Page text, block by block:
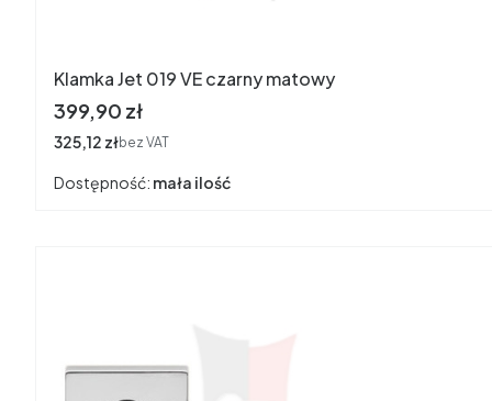
Klamka Jet 019 VE czarny matowy
Cena
399,90 zł
Cena
325,12 złbez VAT
Dostępność: mała ilość